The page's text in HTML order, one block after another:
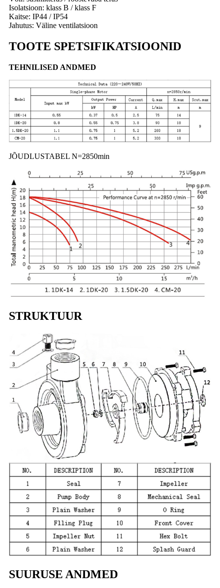
Isolatsioon: klass B / klass F
Kaitse: IP44 / IP54
Jahutus: Väline ventilatsioon
TOOTE SPETSIFIKATSIOONID
TEHNILISED ANDMED
JÕUDLUSTABEL N=2850min
STRUKTUUR
SUURUSE ANDMED